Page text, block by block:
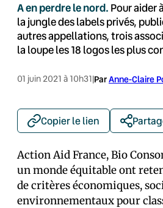
A en perdre le nord. Pour aider
la jungle des labels privés,
autres appellations, trois
la loupe les 18 logos les plus
01 juin 2021 à 10h31|ParAnne-Claire
Copier le lien
Action Aid France, Bio
un monde équitable ont
de critères économiques,
environnementaux pour